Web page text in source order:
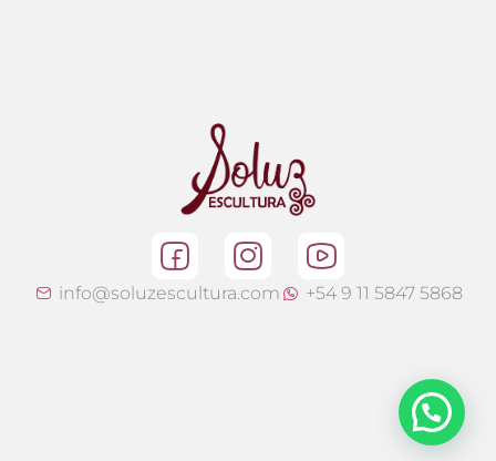
info@soluzescultura.com +54 9 11 5847 5868